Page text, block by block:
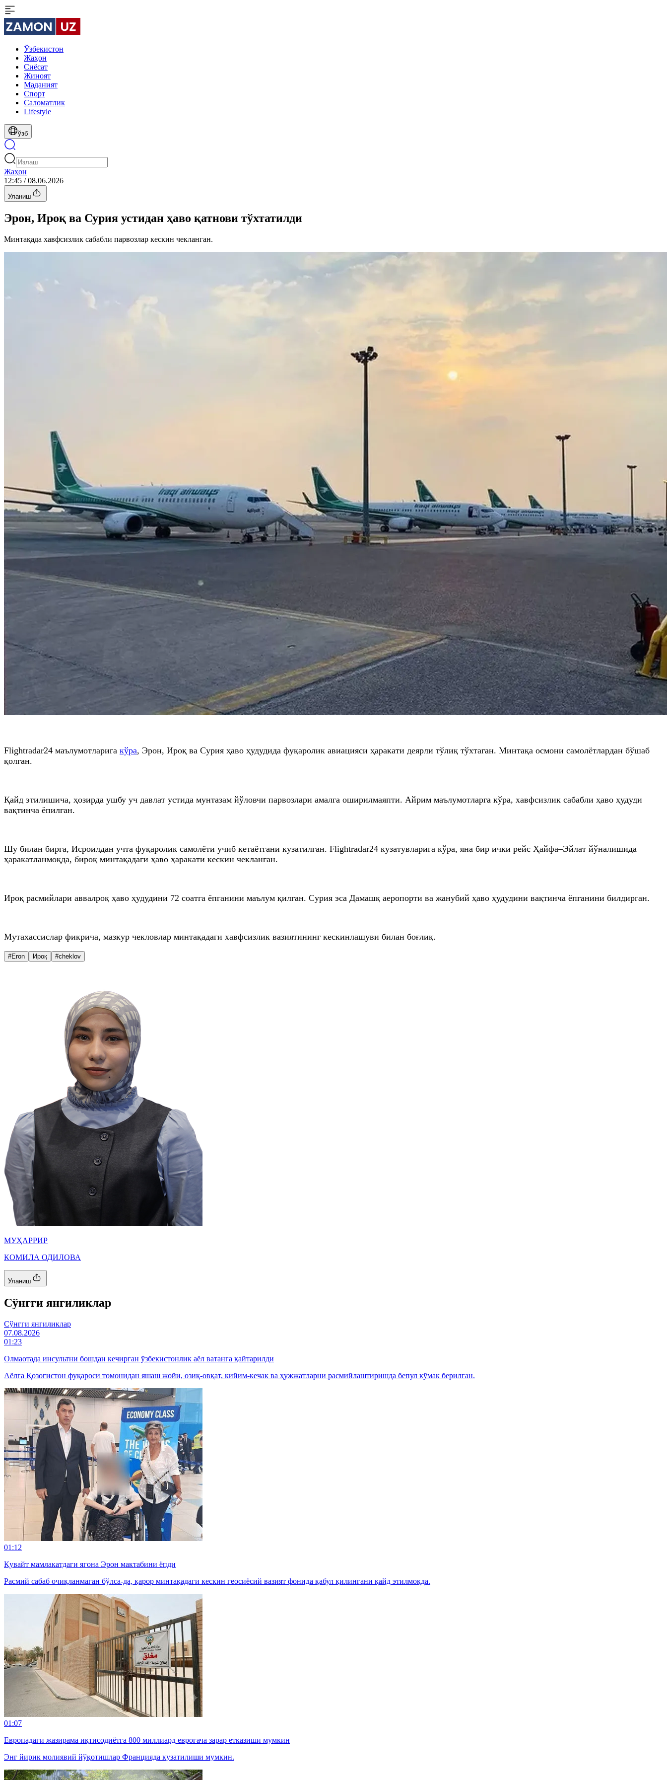
Ўзбекистон
Жаҳон
Сиёсат
Жиноят
Маданият
Спорт
Cаломатлик
Lifestyle
ўзб
Жаҳон
12:45 / 08.06.2026
Уланиш
Эрон, Ироқ ва Сурия устидан ҳаво қатнови тўхтатилди
Минтақада хавфсизлик сабабли парвозлар кескин чекланган.
Flightradar24 маълумотларига кўра, Эрон, Ироқ ва Сурия ҳаво ҳудудида фуқаролик авиацияси ҳаракати деярли тўлиқ тўхтаган. Минтақа осмони самолётлардан бўшаб
қолган.
Қайд этилишича, ҳозирда ушбу уч давлат устида мунтазам йўловчи парвозлари амалга оширилмаяпти. Айрим маълумотларга кўра, хавфсизлик сабабли ҳаво ҳудуди
вақтинча ёпилган.
Шу билан бирга, Исроилдан учта фуқаролик самолёти учиб кетаётгани кузатилган. Flightradar24 кузатувларига кўра, яна бир ички рейс Ҳайфа–Эйлат йўналишида
ҳаракатланмоқда, бироқ минтақадаги ҳаво ҳаракати кескин чекланган.
Ироқ расмийлари аввалроқ ҳаво ҳудудини 72 соатга ёпганини маълум қилган. Сурия эса Дамашқ аеропорти ва жанубий ҳаво ҳудудини вақтинча ёпганини билдирган.
Мутахассислар фикрича, мазкур чекловлар минтақадаги хавфсизлик вазиятининг кескинлашуви билан боғлиқ.
#Eron Ироқ #cheklov
МУҲАРРИР
КОМИЛА ОДИЛОВА
Уланиш
Cўнгги янгиликлар
Cўнгги янгиликлар
07.08.2026
01:23
Олмаотада инсультни бошдан кечирган ўзбекистонлик аёл ватанга қайтарилди
Аёлга Қозоғистон фуқароси томонидан яшаш жойи, озиқ-овқат, кийим-кечак ва ҳужжатларни расмийлаштиришда бепул кўмак берилган.
01:12
Қувайт мамлакатдаги ягона Эрон мактабини ёпди
Расмий сабаб очиқланмаган бўлса-да, қарор минтақадаги кескин геосиёсий вазият фонида қабул қилингани қайд этилмоқда.
01:07
Европадаги жазирама иқтисодиётга 800 миллиард еврогача зарар етказиши мумкин
Энг йирик молиявий йўқотишлар Францияда кузатилиши мумкин.